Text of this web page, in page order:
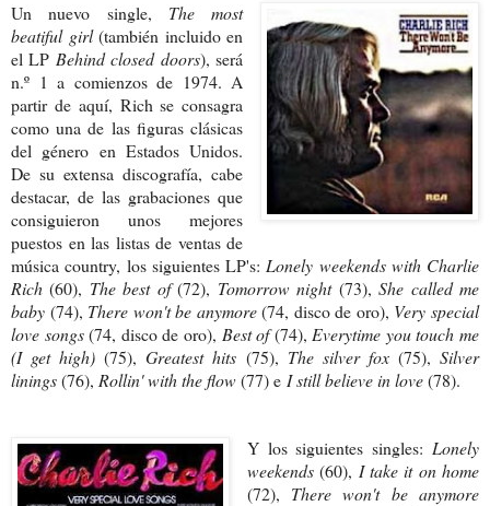
Un nuevo single, The most
beatiful girl(también incluido en
el LP Behind closed doors), será
n.º 1 a comienzos de 1974. A
partir de aquí, Rich se consagra
como una de las figuras clásicas
del género en Estados Unidos.
De su extensa discografía, cabe
destacar, de las grabaciones que
consiguieron unos mejores
puestos en las listas de ventas de
música country, los siguientes LP's:Lonely weekends with Charlie
Rich(60), The best of(72), Tomorrow night (73),She called me
baby (74), There won't be anymore(74, disco de oro), Very special
love songs(74, disco de oro), Best of(74),Everytime you touch me
(I get high)(75),Greatest hits (75), The silver fox (75),Silver
linings(76), Rollin' with the flow(77) e I still believe in love(78).
Y los siguientes singles: Lonely
weekends(60), I take it on home
(72), There won't be anymore